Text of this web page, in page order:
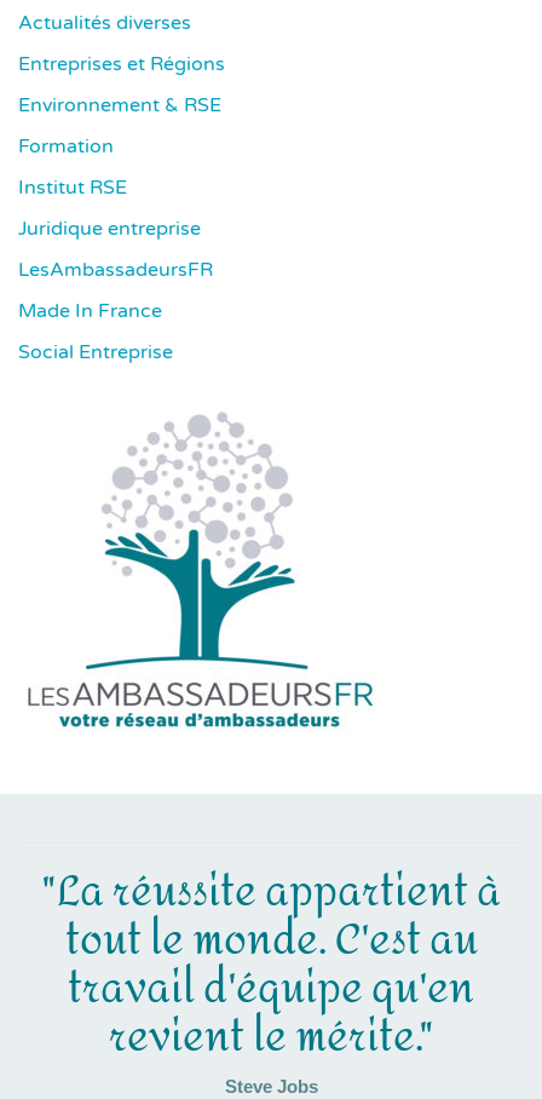
Actualités diverses
Entreprises et Régions
Environnement & RSE
Formation
Institut RSE
Juridique entreprise
LesAmbassadeursFR
Made In France
Social Entreprise
"La réussite appartient à
tout le monde. C'est au
travail d'équipe qu'en
revient le mérite."
Steve Jobs